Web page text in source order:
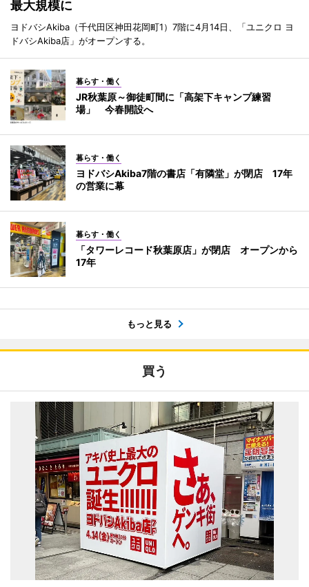
最大規模に
ヨドバシAkiba（千代田区神田花岡町1）7階に4月14日、「ユニクロ ヨ
ドバシAkiba店」がオープンする。
暮らす・働く
JR秋葉原～御徒町間に「高架下キャンプ練習
場」 今春開設へ
暮らす・働く
ヨドバシAkiba7階の書店「有隣堂」が閉店 17年
の営業に幕
暮らす・働く
「タワーレコード秋葉原店」が閉店 オープンから
17年
もっと見る
買う